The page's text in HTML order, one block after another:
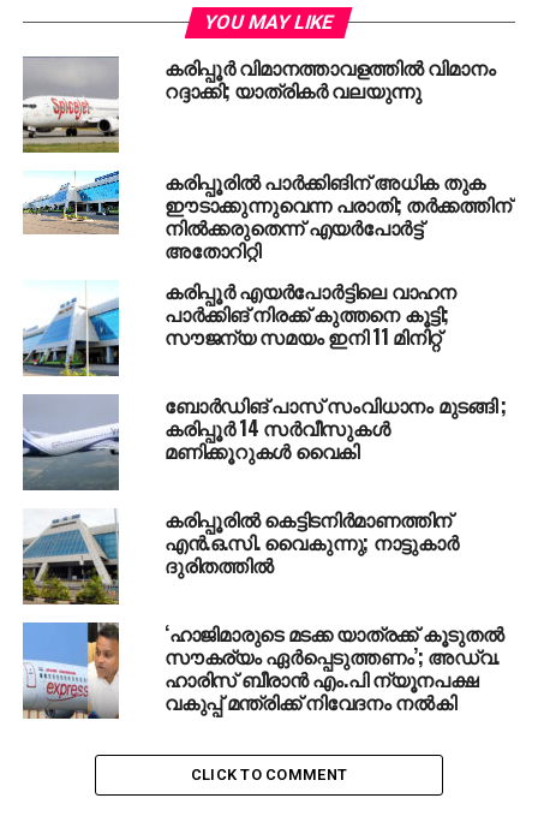
ഇറക്കുമതി ചെയ്ത നോര്‍മാക്ക് 7000ബി എന്ന
ഐ.എല്‍.എസ് ഉപകരണമാണ് കരിപ്പൂരില്‍
സ്ഥാപിച്ചിരിക്കുന്നത്.
എയര്‍പോര്‍ട്ട് അതോറിറ്റി ജോയിന്റ് ജനറല്‍ മാനേജര്‍
വി.എസ് തോമര്‍, അസി.ജനറല്‍ മാനേജര്‍മാരായ
മുഹമ്മദ് യാസീന്‍, രവീന്ദ്രഭൂഷന്‍ എന്നിവരടങ്ങിയ
റേഡിയോ കണ്‍സ്ട്രക്ഷന്‍ ഡവലപ്പ്‌മെന്റ് യൂണിറ്റും
സീനിയര്‍ മാനേജര്‍മാരായ എല്‍.എന്‍ പ്രസാദ്, രാജേഷ്
പാണ്ഡെ എന്നിവരുള്‍പ്പെടുന്ന ഫ്‌ളൈറ്റ് ഇന്‍സ്‌പെക്ഷന്‍
യൂണിറ്റുമാണ് കരിപ്പൂരിലത്തെിയത്‌
RELATED TOPICS: KARIPUR AIRPORT
ക്രിക്കറ്റിലും കാര്‍ഡ് വരുന്നു
DON'T MISS
നോട്ട് നിരോധനം പാളിയെന്ന സൂചനയുമായി
കേന്ദ്ര റവന്യൂ സെക്രട്ടറി
YOU MAY LIKE
കരിപ്പൂര്‍ വിമാനത്താവളത്തില്‍ വിമാനം
റദ്ദാക്കി; യാത്രികര്‍ വലയുന്നു
കരിപ്പൂരില്‍ പാര്‍ക്കിങിന് അധിക തുക
ഈടാക്കുന്നുവെന്ന പരാതി; തര്‍ക്കത്തിന്
നില്‍ക്കരുതെന്ന് എയര്‍പോര്‍ട്ട്
അതോറിറ്റി
കരിപ്പൂർ എയർപോർട്ടിലെ വാഹന
പാർക്കിങ് നിരക്ക് കുത്തനെ കൂട്ടി;
സൗജന്യ സമയം ഇനി 11 മിനിറ്റ്
ബോർഡിങ് പാസ് സംവിധാനം മുടങ്ങി ;
കരിപ്പൂർ 14 സർവീസുകൾ
മണിക്കൂറുകൾ വൈകി
കരിപ്പൂരില്‍ കെട്ടിടനിർമാണത്തിന്
എൻ.ഒ.സി. വൈകുന്നു; നാട്ടുകാർ
ദുരിതത്തിൽ
‘ഹാജിമാരുടെ മടക്ക യാത്രക്ക് കൂടുതല്‍
സൗകര്യം ഏര്‍പ്പെടുത്തണം’; അഡ്വ.
ഹാരിസ് ബീരാന്‍ എം.പി ന്യൂനപക്ഷ
വകുപ്പ് മന്ത്രിക്ക് നിവേദനം നല്‍കി
CLICK TO COMMENT